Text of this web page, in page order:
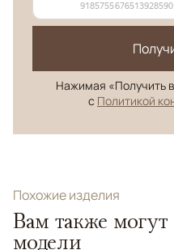
Нажимая «Получить
с Политикой
Похожие изделия
Вам также могут
модели